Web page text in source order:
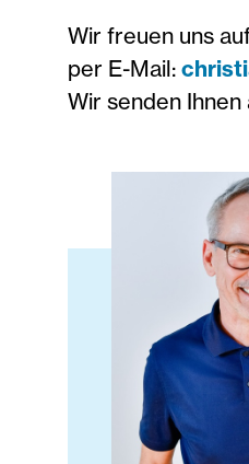
Wir freuen uns
per E-Mail:
Wir senden